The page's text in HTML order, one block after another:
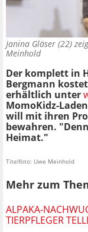
Janina Gläser (22)
Meinhold
Der komplett in
Bergmann
erhältlich unter
MomoKidz-
will mit ihren
bewahren.
Heimat."
Titelfoto: Uwe Meinhold
Mehr zum
ALPAKA-
TIERPFLEGER